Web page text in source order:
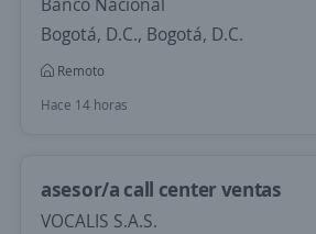
Bogotá, D.C., Bogotá, D.C.
Remoto
Hace 14 horas
asesor/a call center ventas
VOCALIS S.A.S.